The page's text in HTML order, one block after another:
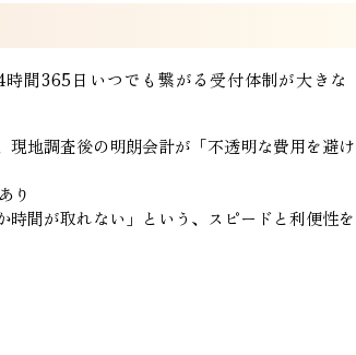
間365日いつでも繋がる受付体制が大きな
地調査後の明朗会計が「不透明な費用を避け
り
時間が取れない」という、スピードと利便性を